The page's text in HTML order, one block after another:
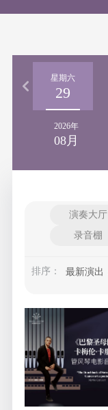
星期六
29
2026年
08月
演奏大厅
录音棚
排序： 最新演出